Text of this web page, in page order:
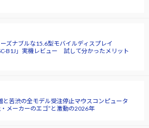
ズナブルな15.6型モバイルディスプレイ
B1J」実機レビュー 試して分かったメリット
苦渋の全モデル受注停止――マウスコンピュータ
メーカーのエゴ”と激動の2026年